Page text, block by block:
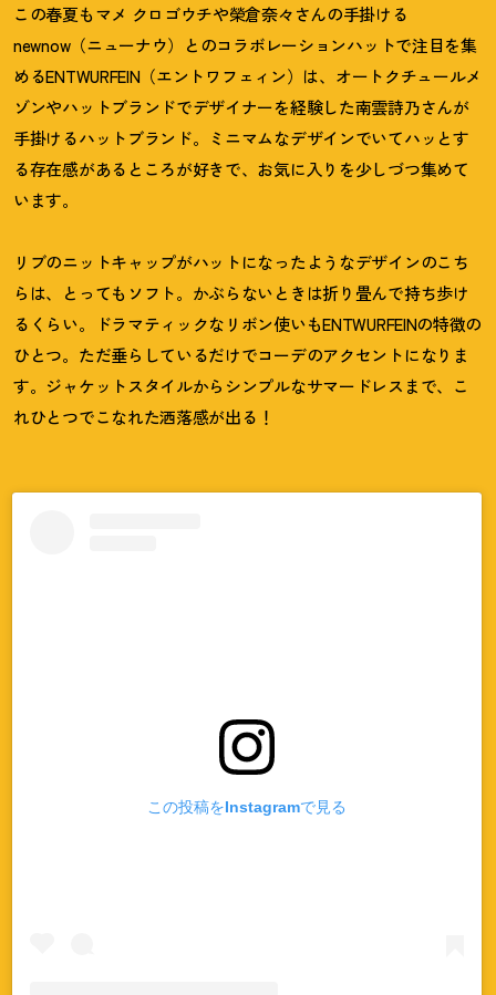
この春夏もマメ クロゴウチや榮倉奈々さんの手掛ける
newnow（ニューナウ）とのコラボレーションハットで注目を集
めるENTWURFEIN（エントワフェィン）は、オートクチュールメ
ゾンやハットブランドでデザイナーを経験した南雲詩乃さんが
手掛けるハットブランド。ミニマムなデザインでいてハッとす
る存在感があるところが好きで、お気に入りを少しづつ集めて
います。
リブのニットキャップがハットになったようなデザインのこち
らは、とってもソフト。かぶらないときは折り畳んで持ち歩け
るくらい。ドラマティックなリボン使いもENTWURFEINの特徴の
ひとつ。ただ垂らしているだけでコーデのアクセントになりま
す。ジャケットスタイルからシンプルなサマードレスまで、こ
れひとつでこなれた洒落感が出る ！
この投稿をInstagramで見る